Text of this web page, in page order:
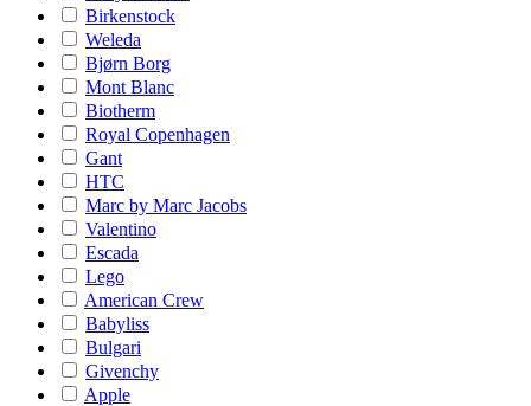
Birkenstock
Weleda
Bjørn Borg
Mont Blanc
Biotherm
Royal Copenhagen
Gant
HTC
Marc by Marc Jacobs
Valentino
Escada
Lego
American Crew
Babyliss
Bulgari
Givenchy
Apple